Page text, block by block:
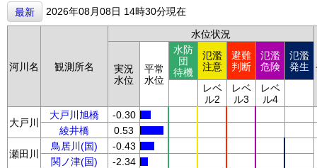
最新 2026年08月08日 14時30分現在
河川名 観測所名
水位状況
実況
水位
平常
水位
水防
団
待機
氾濫
注意
避難
判断
氾濫
危険
氾濫
発生
レベ
ル2
レベ
ル3
レベ
ル4
大戸川
大戸川旭橋
-0.30
綾井橋
0.53
瀬田川
鳥居川(国)
-0.43
関ノ津(国)
-2.34